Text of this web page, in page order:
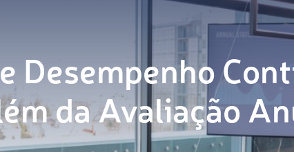
Desempenho
da Avaliação